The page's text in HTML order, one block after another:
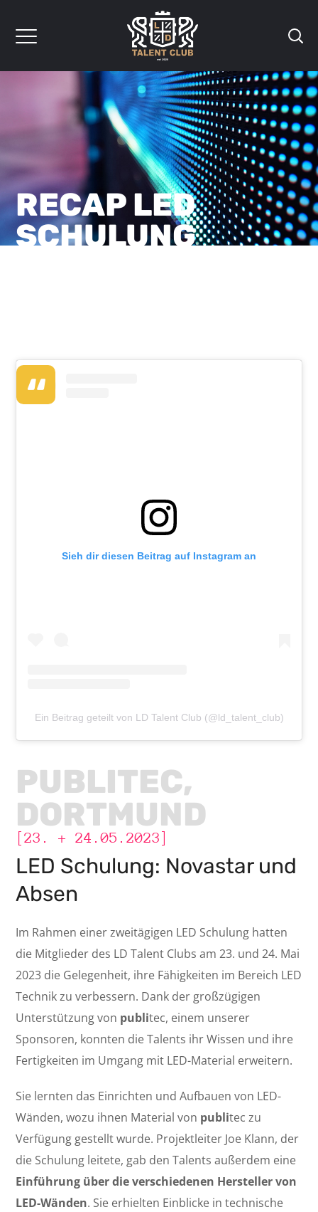
RECAP LED
SCHULUNG
Sieh dir diesen Beitrag auf Instagram an
Ein Beitrag geteilt von LD Talent Club (@ld_talent_club)
PUBLITEC,
DORTMUND
[23. + 24.05.2023]
LED Schulung: Novastar und
Absen
Im Rahmen einer zweitägigen LED Schulung hatten
die Mitglieder des LD Talent Clubs am 23. und 24. Mai
2023 die Gelegenheit, ihre Fähigkeiten im Bereich LED
Technik zu verbessern. Dank der großzügigen
Unterstützung von publitec, einem unserer
Sponsoren, konnten die Talents ihr Wissen und ihre
Fertigkeiten im Umgang mit LED-Material erweitern.
Sie lernten das Einrichten und Aufbauen von LED-
Wänden, wozu ihnen Material von publitec zu
Verfügung gestellt wurde. Projektleiter Joe Klann, der
die Schulung leitete, gab den Talents außerdem eine
Einführung über die verschiedenen Hersteller von
LED-Wänden. Sie erhielten Einblicke in technische